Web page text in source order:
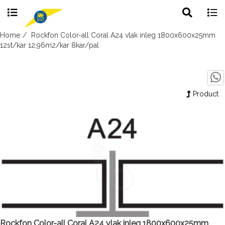
Skip
to
search
Home
Rockfon Color-all Coral A24 vlak inleg 1800x600x25mm
12st/kar 12,96m2/kar 8kar/pal
Product